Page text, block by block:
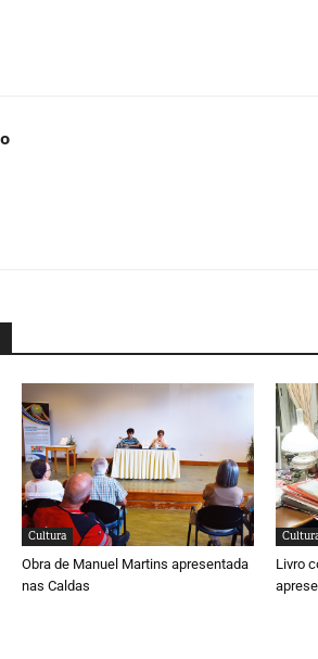
Cultura
Obra de Manuel Martins apresentada
nas Caldas
Livro